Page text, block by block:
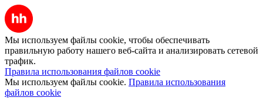
Мы используем файлы cookie, чтобы обеспечивать
правильную работу нашего веб-сайта и анализировать сетевой
трафик.
Правила использования файлов cookie
Мы используем файлы cookie. Правила использования
файлов cookie